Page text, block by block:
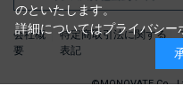
会社概
要
特定商取引法に関する
表記
©MONOVATE Co.,
のといたします。
詳細についてはプライバシー